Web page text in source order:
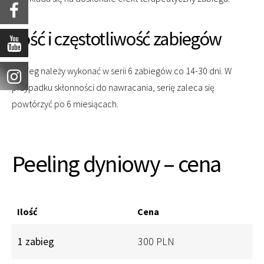
Ilość i częstotliwość zabiegów
Zabieg należy wykonać w serii 6 zabiegów co 14-30 dni. W
przypadku skłonności do nawracania, serię zaleca się
powtórzyć po 6 miesiącach.
Peeling dyniowy – cena
Ilość Cena
1 zabieg 300 PLN